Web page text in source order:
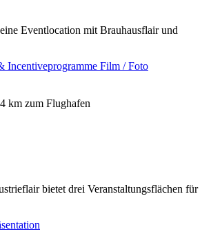
Eventlocation mit Brauhausflair und
Incentiveprogramme Film / Foto
km zum Flughafen
bietet drei Veranstaltungsflächen für